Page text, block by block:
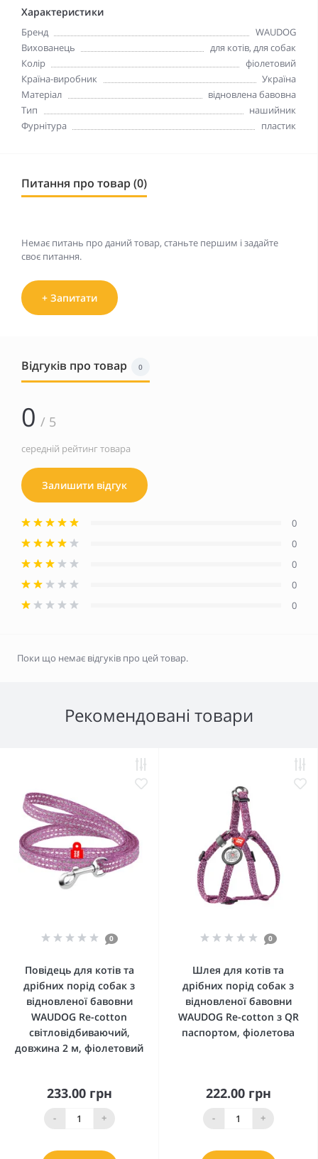
Характеристики
Бренд
WAUDOG
Вихованець
для котів, для собак
Колір
фіолетовий
Країна-виробник
Україна
Матеріал
відновлена бавовна
Тип
нашийник
Фурнітура
пластик
Питання про товар (0)
Немає питань про даний товар, станьте першим і задайте
своє питання.
+ Запитати
Відгуків про товар 0
0 / 5
середній рейтинг товара
Залишити відгук
0
0
0
0
0
Поки що немає відгуків про цей товар.
Рекомендовані товари
0
Повідець для котів та
дрібних порід собак з
відновленої бавовни
WAUDOG Re-cotton
світловідбиваючий,
довжина 2 м, фіолетовий
233.00 грн
- +
0
Шлея для котів та
дрібних порід собак з
відновленої бавовни
WAUDOG Re-cotton з QR
паспортом, фіолетова
222.00 грн
- +